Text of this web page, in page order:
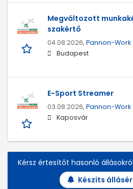
Megváltozott
szakértő
04.08.2026, Pannon-
Budapest
E-Sport Streamer
03.08.2026, Pannon-
Kaposvár
Kérsz értesítőt hasonló
Készíts